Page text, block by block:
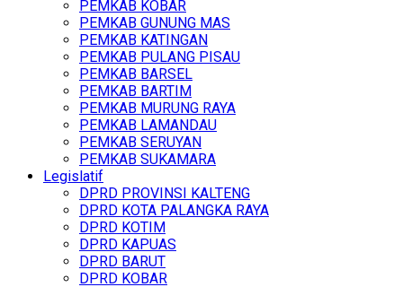
PEMKAB KOBAR
PEMKAB GUNUNG MAS
PEMKAB KATINGAN
PEMKAB PULANG PISAU
PEMKAB BARSEL
PEMKAB BARTIM
PEMKAB MURUNG RAYA
PEMKAB LAMANDAU
PEMKAB SERUYAN
PEMKAB SUKAMARA
Legislatif
DPRD PROVINSI KALTENG
DPRD KOTA PALANGKA RAYA
DPRD KOTIM
DPRD KAPUAS
DPRD BARUT
DPRD KOBAR